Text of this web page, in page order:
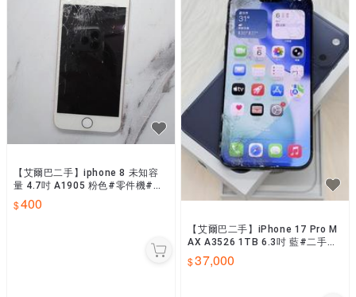
【艾爾巴二手】iphone 8 未知容
量 4.7吋 A1905 粉色#零件機#屏
東店61939
400
【艾爾巴二手】iPhone 17 Pro M
AX A3526 1TB 6.3吋 藍#二手機
#保固中#大里店TXRRY
37,000